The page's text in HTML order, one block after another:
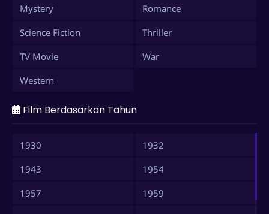
Mystery
Romance
Science Fiction
Thriller
TV Movie
War
Western
Film Berdasarkan Tahun
1930
1932
1943
1954
1957
1959